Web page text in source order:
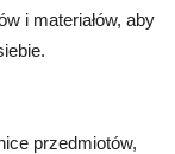
i materiałów, aby
przedmiotów,